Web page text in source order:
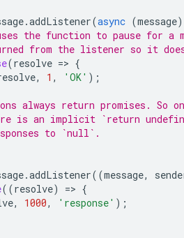
.addListener(async (message)
the function to pause for a
from the listener so it
(resolve => {
, 1 , 'OK' );
always return promises. So
is an implicit `return
to `null`.
.addListener((message,
((resolve) => {
, 1000, 'response' );